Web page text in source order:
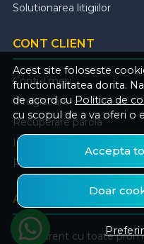
Acest site foloseste
functionalitatea dorita.
de acord cu Politica de
cu scopul de a va oferi o
Accepta
Doar
Solutionarea litigiilor
CONT CLIENT
Contul meu
Inregistrare
Recuperare parola
Istoric comenzi
Produse favorite
ABONEAZA-TE LA
Fii la curent cu toate